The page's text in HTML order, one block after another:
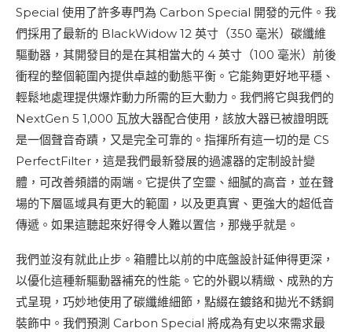
Special 使用了許多專門為 Carbon Special 開發的元件。我
們採用了最新的 BlackWidow 12 英寸（350 毫米）碳纖維
驅動器，其開發目的是在其相當大的 4 英寸（100 毫米）前後
衝程的整個範圍內提供卓越的動態平衡。它能夠更好地平穩、
輕鬆地處理提供爆炸動力所需的巨大動力。我們將它與我們的
NextGen 5 1,000 瓦放大器配合使用，該放大器已被證明既
是一個聲音奇蹟，又是完全可靠的。指揮所有這一切的是 CS
PerfectFilter，這是我們最新發展的過濾器的定制設計變
體，可改善頻譜的兩端。它提供了空靈、細膩的高音，並在聲
場的下層區域具有更大的範圍，以及更真實、更強大的超低音
傳遞。如果這聽起來好得令人難以置信，那幾乎就是。
我們並沒有就此止步。箱體比以前的中底盤設計延伸得更深，
以優化這種新驅動器補充的性能。它的外觀以精緻、成熟的方
式呈現，巧妙地使用了碳纖維細節，點綴在鍍鉻和拋光不銹鋼
裝飾中。我們預測 Carbon Special 將成為有史以來需求最